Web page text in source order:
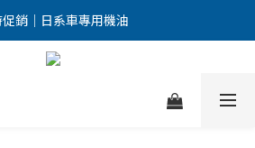
LINE好友 優惠訊息不漏接！
銷｜日系車專用機油
LINE好友 優惠訊息不漏接！